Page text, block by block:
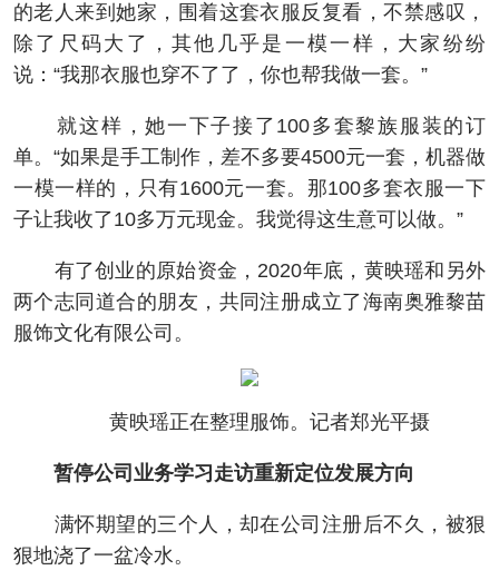
的老人来到她家，围着这套衣服反复看，不禁感叹，
除了尺码大了，其他几乎是一模一样，大家纷纷
说：“我那衣服也穿不了了，你也帮我做一套。”
就这样，她一下子接了100多套黎族服装的订
单。“如果是手工制作，差不多要4500元一套，机器做
一模一样的，只有1600元一套。那100多套衣服一下
子让我收了10多万元现金。我觉得这生意可以做。”
有了创业的原始资金，2020年底，黄映瑶和另外
两个志同道合的朋友，共同注册成立了海南奥雅黎苗
服饰文化有限公司。
黄映瑶正在整理服饰。记者郑光平摄
暂停公司业务学习走访重新定位发展方向
满怀期望的三个人，却在公司注册后不久，被狠
狠地浇了一盆冷水。